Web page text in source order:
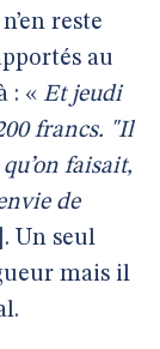
reste
au
: « Et jeudi
francs. "Il
faisait,
de
. Un seul
mais il